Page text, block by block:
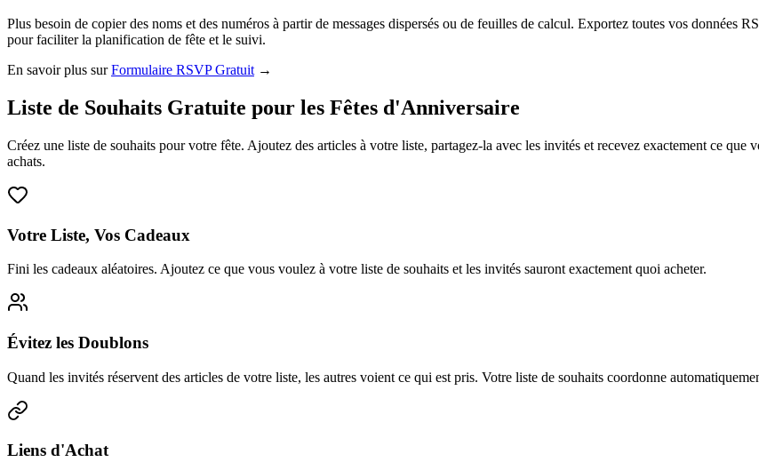
Plus besoin de copier des noms et des numéros à partir de messages dispersés ou de feuilles de calcul. Exportez toutes vos
pour faciliter la planification de fête et le suivi.
En savoir plus sur Formulaire RSVP Gratuit →
Liste de Souhaits Gratuite pour les Fêtes d'Anniversaire
Créez une liste de souhaits pour votre fête. Ajoutez des articles à votre liste, partagez-la avec les invités et recevez exactement ce
achats.
Votre Liste, Vos Cadeaux
Fini les cadeaux aléatoires. Ajoutez ce que vous voulez à votre liste de souhaits et les invités sauront exactement quoi acheter.
Évitez les Doublons
Quand les invités réservent des articles de votre liste, les autres voient ce qui est pris. Votre liste de souhaits coordonne
Liens d'Achat